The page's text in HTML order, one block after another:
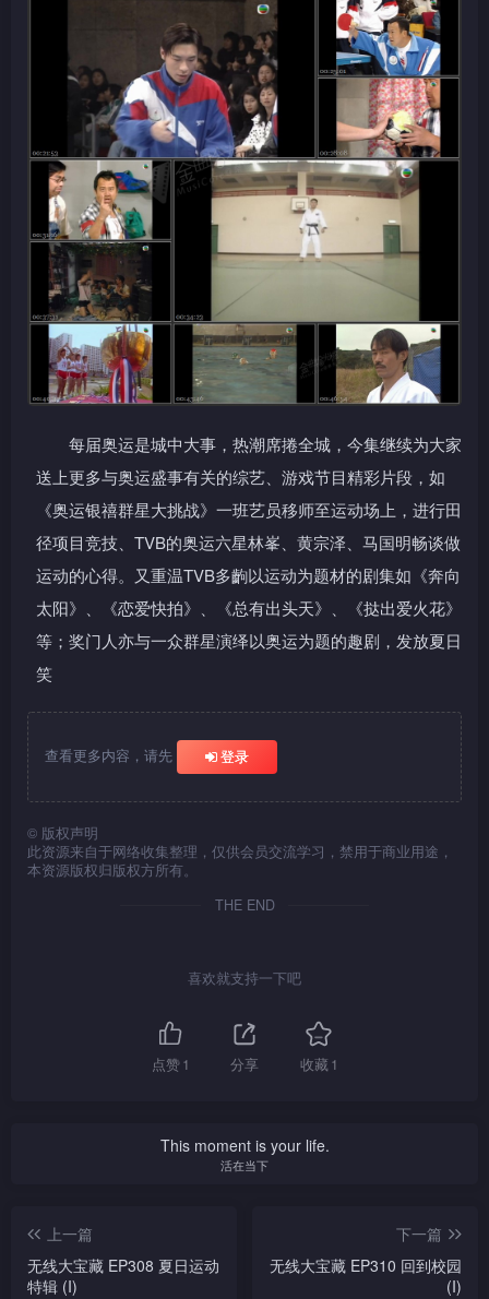
每届奥运是城中大事，热潮席捲全城，今集继续为大家
送上更多与奥运盛事有关的综艺、游戏节目精彩片段，如
《奥运银禧群星大挑战》一班艺员移师至运动场上，进行田
径项目竞技、TVB的奥运六星林峯、黄宗泽、马国明畅谈做
运动的心得。又重温TVB多齣以运动为题材的剧集如《奔向
太阳》、《恋爱快拍》、《总有出头天》、《挞出爱火花》
等；奖门人亦与一众群星演绎以奥运为题的趣剧，发放夏日
笑
查看更多内容，请先 登录
© 版权声明
此资源来自于网络收集整理，仅供会员交流学习，禁用于商业用途，
本资源版权归版权方所有。
THE END
喜欢就支持一下吧
点赞1 分享 收藏1
This moment is your life.
活在当下
上一篇
无线大宝藏 EP308 夏日运动
特辑 (I)
下一篇
无线大宝藏 EP310 回到校园
(I)